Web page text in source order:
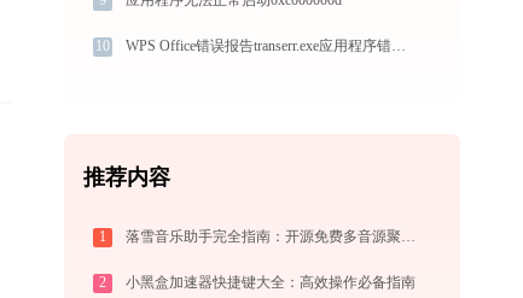
10 WPS Office错误报告transerr.exe应用程序错误0xc000000d解决方法
推荐内容
1 落雪音乐助手完全指南：开源免费多音源聚合音乐播放器的安装、配置与使用技巧（2026最新）
2 小黑盒加速器快捷键大全：高效操作必备指南